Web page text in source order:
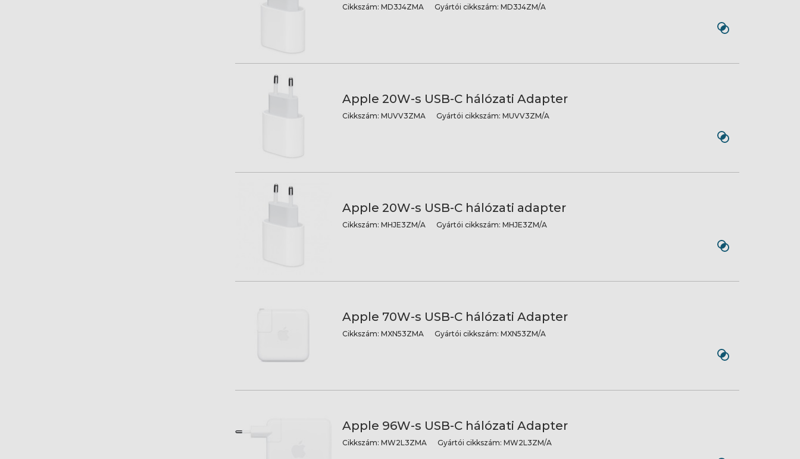
Cikkszám: MD3J4ZMA Gyártói cikkszám: MD3J4ZM/A
Apple 20W-s USB-C hálózati Adapter
Cikkszám: MUVV3ZMA Gyártói cikkszám: MUVV3ZM/A
Apple 20W-s USB-C hálózati adapter
Cikkszám: MHJE3ZM/A Gyártói cikkszám: MHJE3ZM/A
Apple 70W-s USB-C hálózati Adapter
Cikkszám: MXN53ZMA Gyártói cikkszám: MXN53ZM/A
Apple 96W-s USB-C hálózati Adapter
Cikkszám: MW2L3ZMA Gyártói cikkszám: MW2L3ZM/A